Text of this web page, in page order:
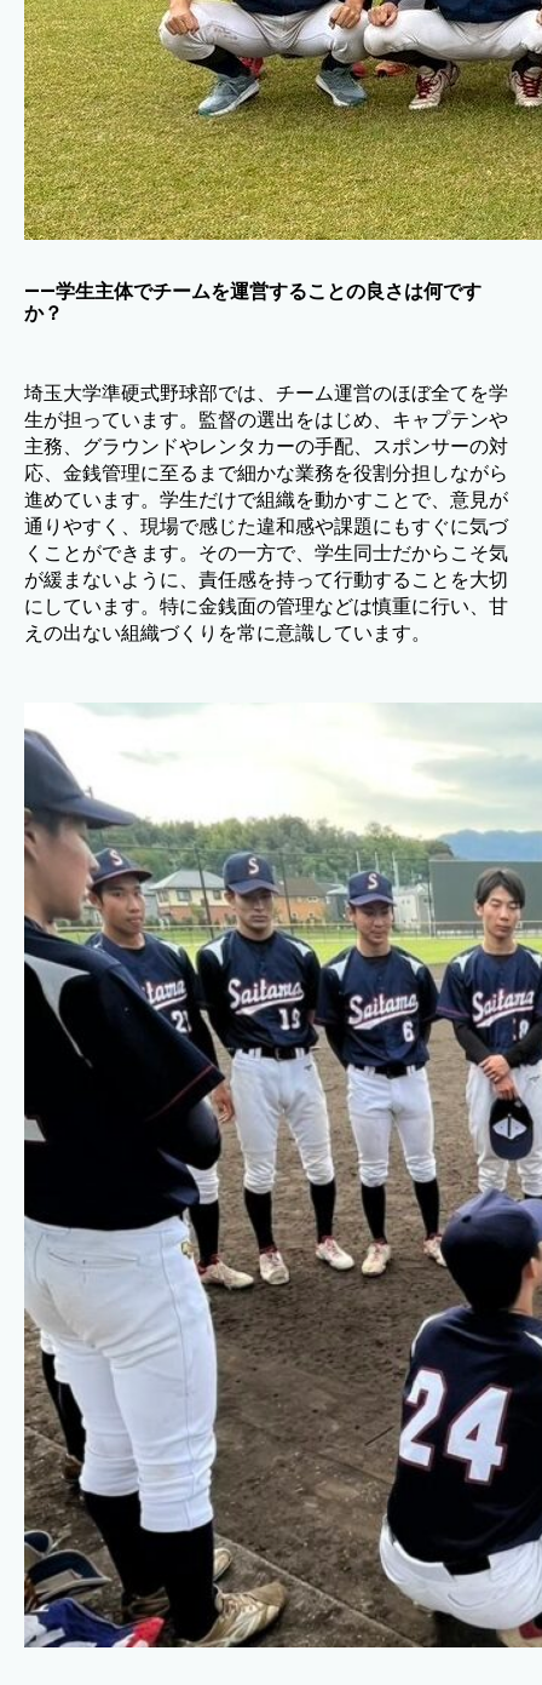
——学生主体でチームを運営することの良さは何です
か？
埼玉大学準硬式野球部では、チーム運営のほぼ全てを学
生が担っています。監督の選出をはじめ、キャプテンや
主務、グラウンドやレンタカーの手配、スポンサーの対
応、金銭管理に至るまで細かな業務を役割分担しながら
進めています。学生だけで組織を動かすことで、意見が
通りやすく、現場で感じた違和感や課題にもすぐに気づ
くことができます。その一方で、学生同士だからこそ気
が緩まないように、責任感を持って行動することを大切
にしています。特に金銭面の管理などは慎重に行い、甘
えの出ない組織づくりを常に意識しています。